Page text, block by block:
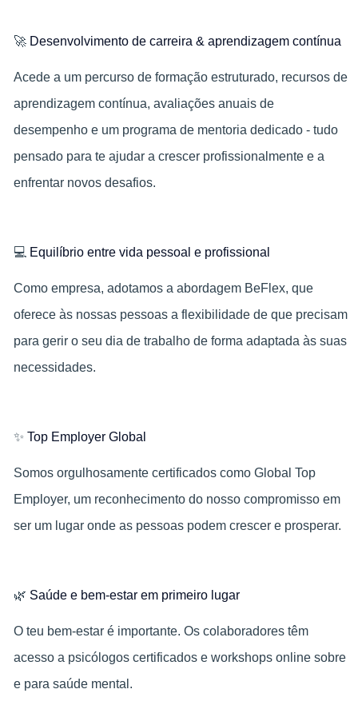
🚀 Desenvolvimento de carreira & aprendizagem contínua
Acede a um percurso de formação estruturado, recursos de
aprendizagem contínua, avaliações anuais de
desempenho e um programa de mentoria dedicado - tudo
pensado para te ajudar a crescer profissionalmente e a
enfrentar novos desafios.
💻 Equilíbrio entre vida pessoal e profissional
Como empresa, adotamos a abordagem BeFlex, que
oferece às nossas pessoas a flexibilidade de que precisam
para gerir o seu dia de trabalho de forma adaptada às suas
necessidades.
✨ Top Employer Global
Somos orgulhosamente certificados como Global Top
Employer, um reconhecimento do nosso compromisso em
ser um lugar onde as pessoas podem crescer e prosperar.
🌿 Saúde e bem-estar em primeiro lugar
O teu bem‑estar é importante. Os colaboradores têm
acesso a psicólogos certificados e workshops online sobre
e para saúde mental.